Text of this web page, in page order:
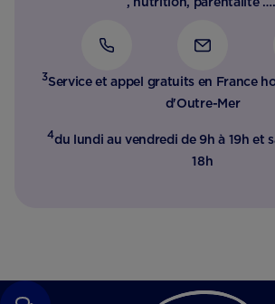
3Service et appel gratuits en France
d'Outre-Mer​
4du lundi au vendredi de 9h à 19h et
18h